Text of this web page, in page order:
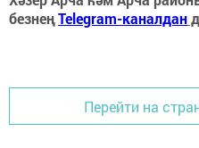
безнеңTelegram-каналдан
Перейти на